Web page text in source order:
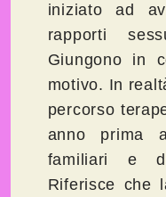
iniziato ad
rapporti
Giungono in
motivo. In
percorso
anno prima
familiari e
Riferisce che